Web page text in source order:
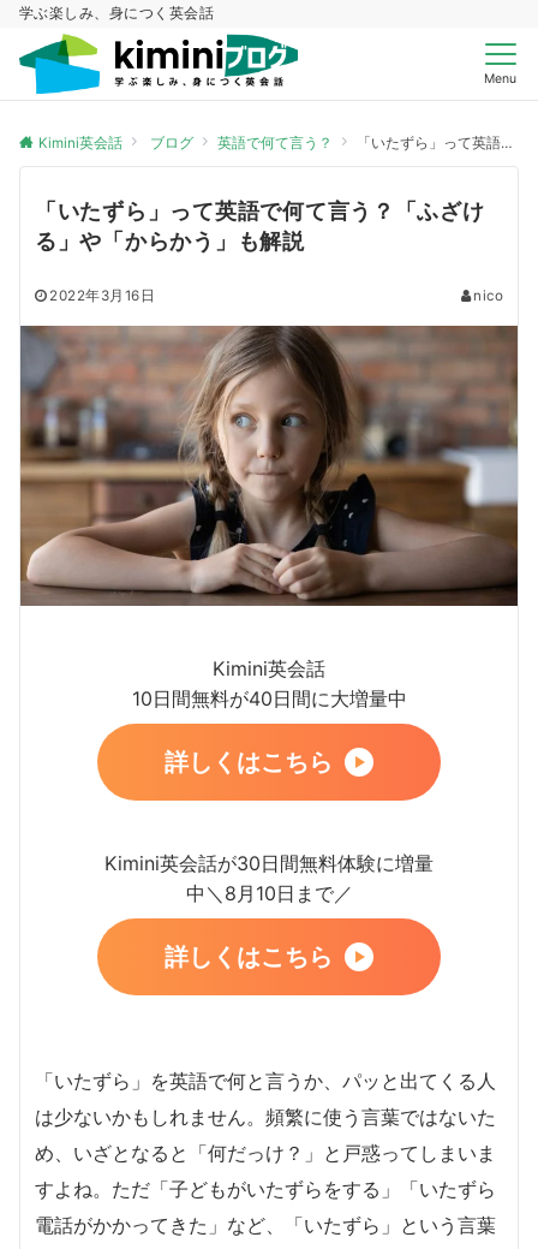
学ぶ楽しみ、身につく英会話
Menu
Kimini英会話 ブログ 英語で何て言う？ 「いたずら」って英語で何て言う？「ふざける」や「からかう」も解説
「いたずら」って英語で何て言う？「ふざけ
る」や「からかう」も解説
2022年3月16日 nico
Kimini英会話
10日間無料が40日間に大増量中
詳しくはこちら
Kimini英会話が30日間無料体験に増量
中＼8月10日まで／
詳しくはこちら
「いたずら」を英語で何と言うか、パッと出てくる人
は少ないかもしれません。頻繁に使う言葉ではないた
め、いざとなると「何だっけ？」と戸惑ってしまいま
すよね。ただ「子どもがいたずらをする」「いたずら
電話がかかってきた」など、「いたずら」という言葉